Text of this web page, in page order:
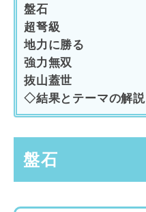
盤石
超弩級
地力に勝る
強力無双
抜山蓋世
◇結果とテーマの解説
盤石